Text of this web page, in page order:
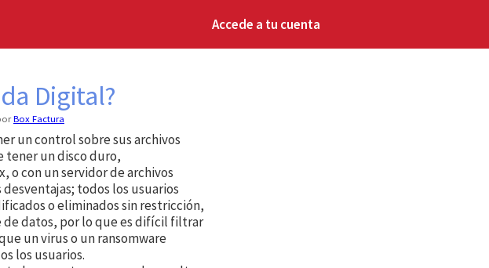
Accede a tu cuenta
Digital?
Box Factura
un control sobre sus archivos
tener un disco duro,
o con un servidor de archivos
todos los usuarios
o eliminados sin restricción,
de datos, por lo que es difícil filtrar
un virus o un ransomware
los usuarios.